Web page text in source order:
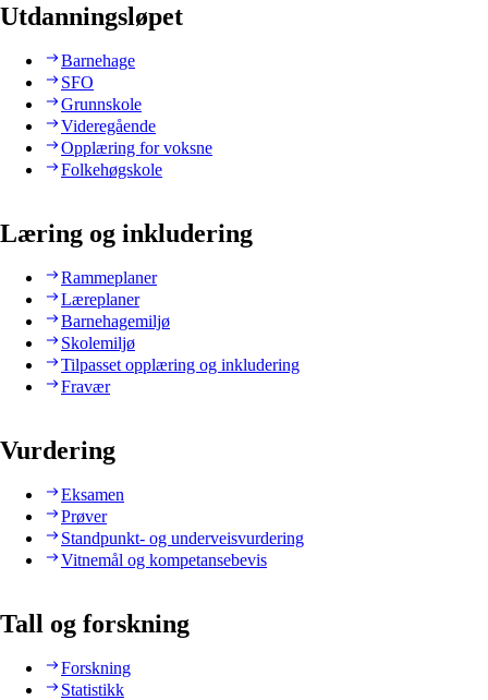
Utdanningsløpet
Barnehage
SFO
Grunnskole
Videregående
Opplæring for voksne
Folkehøgskole
Læring og inkludering
Rammeplaner
Læreplaner
Barnehagemiljø
Skolemiljø
Tilpasset opplæring og inkludering
Fravær
Vurdering
Eksamen
Prøver
Standpunkt- og underveisvurdering
Vitnemål og kompetansebevis
Tall og forskning
Forskning
Statistikk